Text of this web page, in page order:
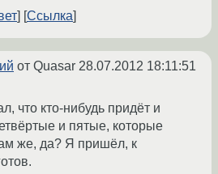
Ссылка
от Quasar 28.07.2012 18:11:51
что кто-нибудь придёт и
и пятые, которые
же, да? Я пришёл, к